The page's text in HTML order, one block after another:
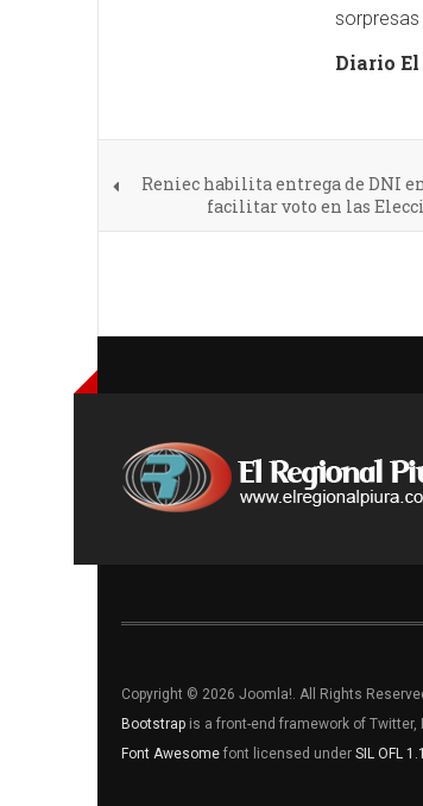
Diario
Reniec habilita entrega de DNI
facilitar voto en las
Copyright © 2026 Joomla!. All Rights
Bootstrap is a front-end framework of
Font Awesome font licensed under SIL OFL 1.1